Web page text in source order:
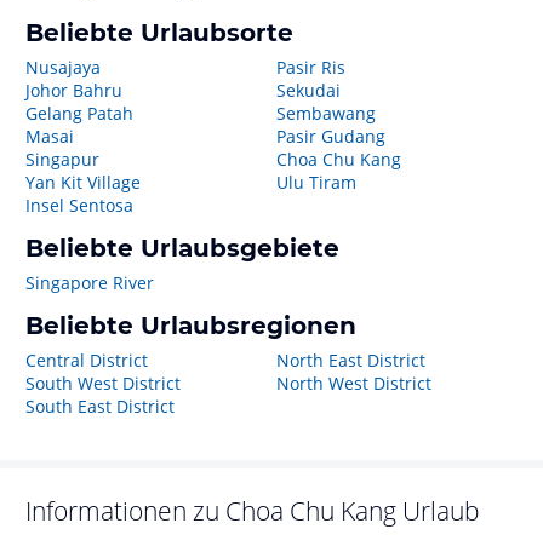
Beliebte Urlaubsorte
Nusajaya
Johor Bahru
Gelang Patah
Masai
Singapur
Yan Kit Village
Insel Sentosa
Pasir Ris
Sekudai
Sembawang
Pasir Gudang
Choa Chu Kang
Ulu Tiram
Beliebte Urlaubsgebiete
Singapore River
Beliebte Urlaubsregionen
Central District
South West District
South East District
North East District
North West District
Informationen zu Choa Chu Kang Urlaub